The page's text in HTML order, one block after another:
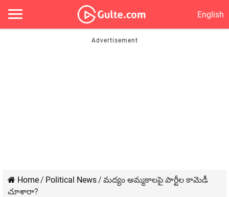
English
Home/ Political News/ మ‌ద్యం అమ్మ‌కాల‌పై పార్టీల కామెడీ
చూశారా?